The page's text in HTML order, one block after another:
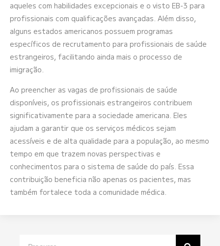
aqueles com habilidades excepcionais e o visto EB-3 para
profissionais com qualificações avançadas. Além disso,
alguns estados americanos possuem programas
específicos de recrutamento para profissionais de saúde
estrangeiros, facilitando ainda mais o processo de
imigração.
Ao preencher as vagas de profissionais de saúde
disponíveis, os profissionais estrangeiros contribuem
significativamente para a sociedade americana. Eles
ajudam a garantir que os serviços médicos sejam
acessíveis e de alta qualidade para a população, ao mesmo
tempo em que trazem novas perspectivas e
conhecimentos para o sistema de saúde do país. Essa
contribuição beneficia não apenas os pacientes, mas
também fortalece toda a comunidade médica.